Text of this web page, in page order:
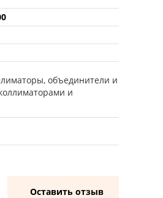
объединители и
и
Оставить отзыв